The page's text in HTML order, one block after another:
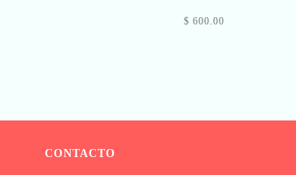
$ 600.00
CONTACTO